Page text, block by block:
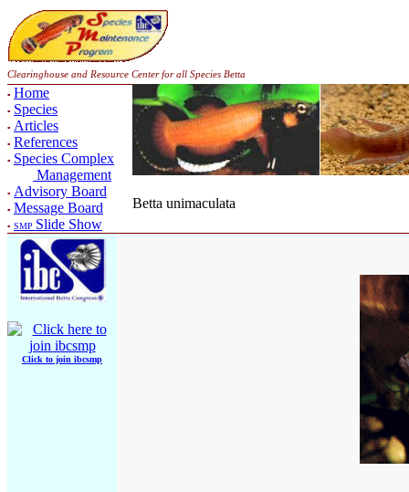
Clearinghouse and Resource Center for all Species Betta
▪ Home
▪ Species
▪ Articles
▪ References
▪ Species Complex
Management
▪ Advisory Board
▪ Message Board
▪ SMP Slide Show
Betta unimaculata
Click to join ibcsmp